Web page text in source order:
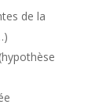
de la